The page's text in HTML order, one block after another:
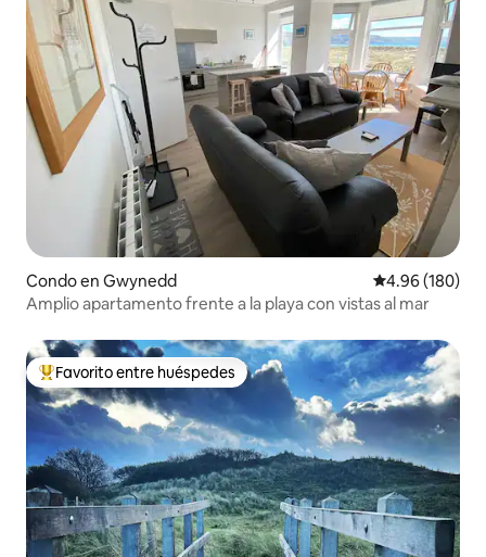
Condo en Gwynedd Calificación
4.96 (180)
Amplio apartamento frente a la playa con vistas al mar
Favorito entre huéspedes preferido
Favorito entre huéspedes